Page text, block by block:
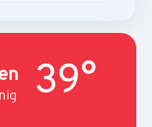
39°